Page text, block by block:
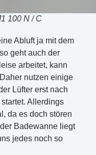
100 N / C
Abluft ja mit dem
geht auch der
arbeitet, kann
nutzen einige
Lüfter erst nach
Allerdings
da es doch stören
Badewanne liegt
jedes noch so